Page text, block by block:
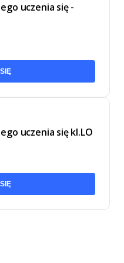
uczenia się -
uczenia się kl.LO